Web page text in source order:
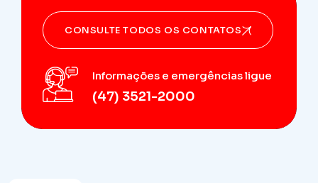
CONSULTE TODOS OS CONTATOS
Informações e emergências ligue
(47) 3521-2000